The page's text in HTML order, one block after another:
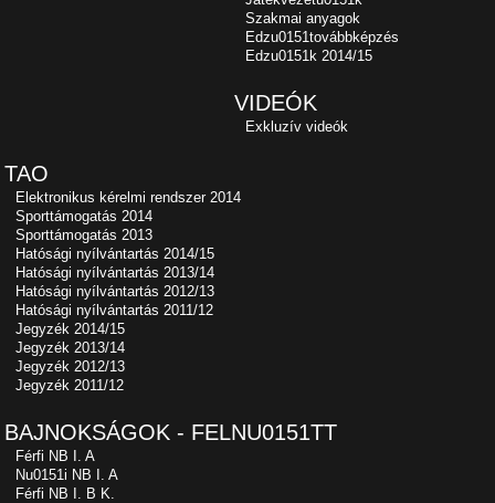
Szakmai anyagok
Edzu0151továbbképzés
Edzu0151k 2014/15
VIDEÓK
Exkluzív videók
TAO
Elektronikus kérelmi rendszer 2014
Sporttámogatás 2014
Sporttámogatás 2013
Hatósági nyílvántartás 2014/15
Hatósági nyílvántartás 2013/14
Hatósági nyílvántartás 2012/13
Hatósági nyílvántartás 2011/12
Jegyzék 2014/15
Jegyzék 2013/14
Jegyzék 2012/13
Jegyzék 2011/12
BAJNOKSÁGOK - FELNU0151TT
Férfi NB I. A
Nu0151i NB I. A
Férfi NB I. B K.